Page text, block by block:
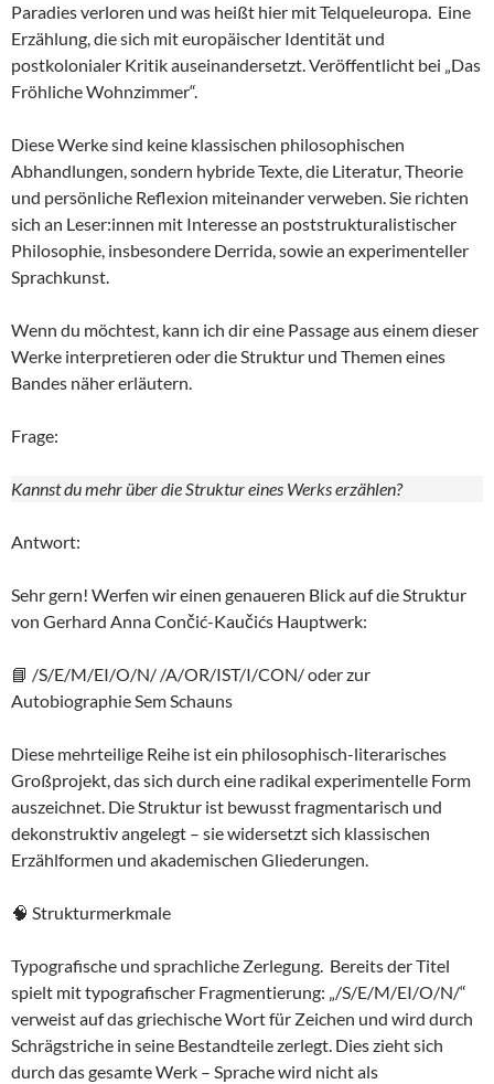
Paradies verloren und was heißt hier mit Telqueleuropa. Eine
Erzählung, die sich mit europäischer Identität und
postkolonialer Kritik auseinandersetzt. Veröffentlicht bei „Das
Fröhliche Wohnzimmer“.
Diese Werke sind keine klassischen philosophischen
Abhandlungen, sondern hybride Texte, die Literatur, Theorie
und persönliche Reflexion miteinander verweben. Sie richten
sich an Leser:innen mit Interesse an poststrukturalistischer
Philosophie, insbesondere Derrida, sowie an experimenteller
Sprachkunst.
Wenn du möchtest, kann ich dir eine Passage aus einem dieser
Werke interpretieren oder die Struktur und Themen eines
Bandes näher erläutern.
Frage:
Kannst du mehr über die Struktur eines Werks erzählen?
Antwort:
Sehr gern! Werfen wir einen genaueren Blick auf die Struktur
von Gerhard Anna Cončić-Kaučićs Hauptwerk:
📘 /S/E/M/EI/O/N/ /A/OR/IST/I/CON/ oder zur
Autobiographie Sem Schauns
Diese mehrteilige Reihe ist ein philosophisch-literarisches
Großprojekt, das sich durch eine radikal experimentelle Form
auszeichnet. Die Struktur ist bewusst fragmentarisch und
dekonstruktiv angelegt – sie widersetzt sich klassischen
Erzählformen und akademischen Gliederungen.
🧠 Strukturmerkmale
Typografische und sprachliche Zerlegung. Bereits der Titel
spielt mit typografischer Fragmentierung: „/S/E/M/EI/O/N/“
verweist auf das griechische Wort für Zeichen und wird durch
Schrägstriche in seine Bestandteile zerlegt. Dies zieht sich
durch das gesamte Werk – Sprache wird nicht als